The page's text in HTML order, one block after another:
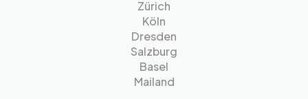
Zürich
Köln
Dresden
Salzburg
Basel
Mailand